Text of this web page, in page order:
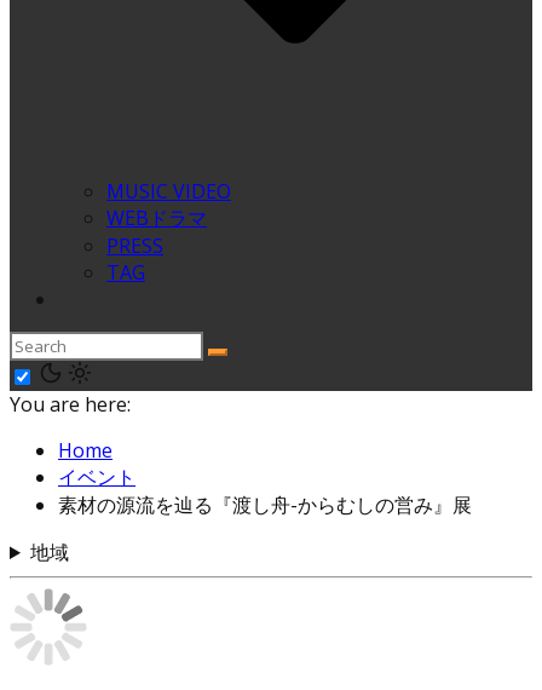
MUSIC VIDEO
WEBドラマ
PRESS
TAG
You are here:
Home
イベント
素材の源流を辿る『渡し舟-からむしの営み』展
地域